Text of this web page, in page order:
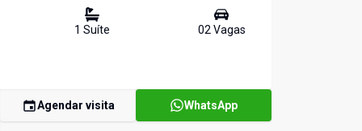
1 Suíte 02Vagas
Agendar visita WhatsApp